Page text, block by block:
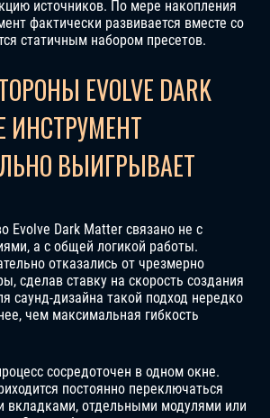
источников. По мере накопления
фактически развивается вместе со
статичным набором пресетов.
EVOLVE DARK
ИНСТРУМЕНТ
ВЫИГРЫВАЕТ
Evolve Dark Matter связано не с
а с общей логикой работы.
отказались от чрезмерно
сделав ставку на скорость создания
саунд-дизайна такой подход нередко
чем максимальная гибкость
сосредоточен в одном окне.
постоянно переключаться
вкладками, отдельными модулями или